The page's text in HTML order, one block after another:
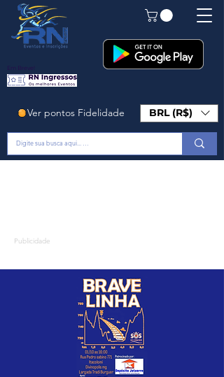
Em Breve!
Ver pontos Fidelidade BRL (R$)
Publicidade